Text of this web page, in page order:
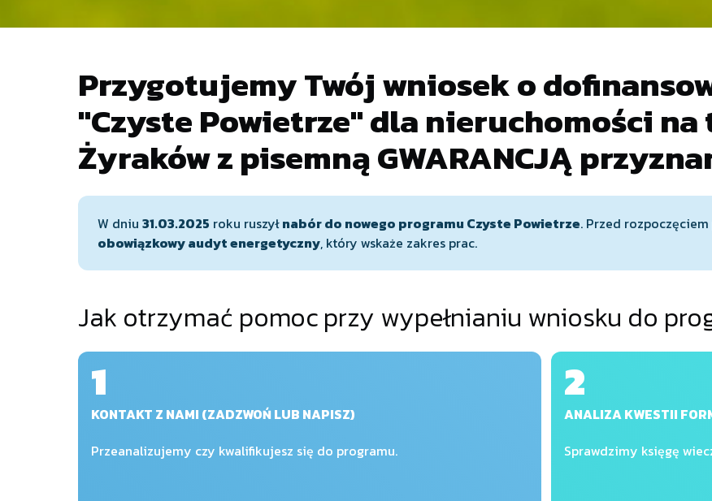
Przygotujemy Twój wniosek o
"Czyste Powietrze" dla nieruchomości
Żyraków z pisemną GWARANCJĄ
W dniu 31.03.2025 roku ruszyłnabór do nowego programu Czyste Powietrze. Przed
obowiązkowy audyt energetyczny, który wskaże zakres prac.
Jak otrzymać pomoc przy wypełnianiu wniosku do
1
KONTAKT Z NAMI (ZADZWOŃ LUB NAPISZ)
Przeanalizujemy czy kwalifikujesz się do programu.
2
ANALIZA KWESTII
Sprawdzimy księgę